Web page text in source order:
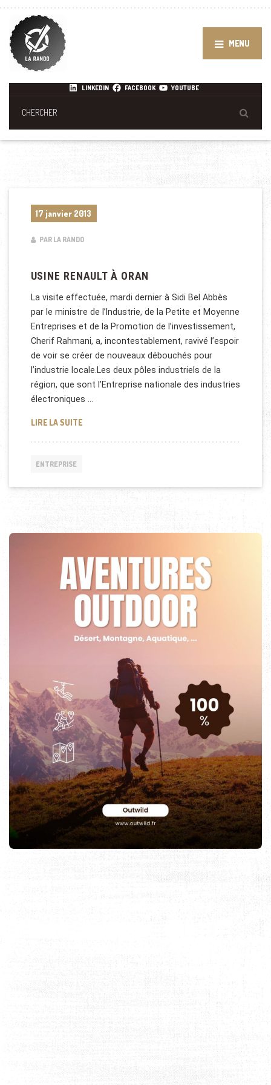
MENU
LINKEDIN FACEBOOK YOUTUBE
17 janvier 2013
PAR LA RANDO
USINE RENAULT À ORAN
La visite effectuée, mardi dernier à Sidi Bel Abbès
par le ministre de l’Industrie, de la Petite et Moyenne
Entreprises et de la Promotion de l’investissement,
Cherif Rahmani, a, incontestablement, ravivé l’espoir
de voir se créer de nouveaux débouchés pour
l’industrie locale.Les deux pôles industriels de la
région, que sont l’Entreprise nationale des industries
électroniques …
LIRE LA SUITEUSINE RENAULT À ORAN
ENTREPRISE